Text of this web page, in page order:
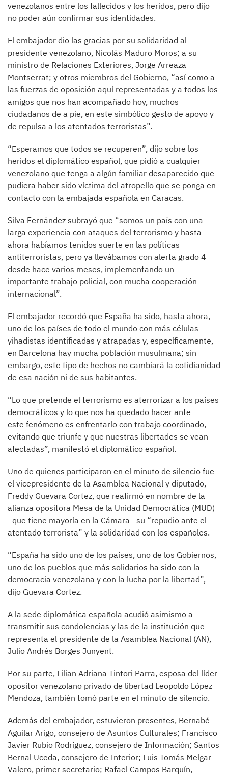
venezolanos entre los fallecidos y los heridos, pero dijo
no poder aún confirmar sus identidades.
El embajador dio las gracias por su solidaridad al
presidente venezolano, Nicolás Maduro Moros; a su
ministro de Relaciones Exteriores, Jorge Arreaza
Montserrat; y otros miembros del Gobierno, “así como a
las fuerzas de oposición aquí representadas y a todos los
amigos que nos han acompañado hoy, muchos
ciudadanos de a pie, en este simbólico gesto de apoyo y
de repulsa a los atentados terroristas”.
“Esperamos que todos se recuperen”, dijo sobre los
heridos el diplomático español, que pidió a cualquier
venezolano que tenga a algún familiar desaparecido que
pudiera haber sido víctima del atropello que se ponga en
contacto con la embajada española en Caracas.
Silva Fernández subrayó que “somos un país con una
larga experiencia con ataques del terrorismo y hasta
ahora habíamos tenidos suerte en las políticas
antiterroristas, pero ya llevábamos con alerta grado 4
desde hace varios meses, implementando un
importante trabajo policial, con mucha cooperación
internacional”.
El embajador recordó que España ha sido, hasta ahora,
uno de los países de todo el mundo con más células
yihadistas identificadas y atrapadas y, específicamente,
en Barcelona hay mucha población musulmana; sin
embargo, este tipo de hechos no cambiará la cotidianidad
de esa nación ni de sus habitantes.
“Lo que pretende el terrorismo es aterrorizar a los países
democráticos y lo que nos ha quedado hacer ante
este fenómeno es enfrentarlo con trabajo coordinado,
evitando que triunfe y que nuestras libertades se vean
afectadas”, manifestó el diplomático español.
Uno de quienes participaron en el minuto de silencio fue
el vicepresidente de la Asamblea Nacional y diputado,
Freddy Guevara Cortez, que reafirmó en nombre de la
alianza opositora Mesa de la Unidad Democrática (MUD)
–que tiene mayoría en la Cámara– su “repudio ante el
atentado terrorista” y la solidaridad con los españoles.
“España ha sido uno de los países, uno de los Gobiernos,
uno de los pueblos que más solidarios ha sido con la
democracia venezolana y con la lucha por la libertad”,
dijo Guevara Cortez.
A la sede diplomática española acudió asimismo a
transmitir sus condolencias y las de la institución que
representa el presidente de la Asamblea Nacional (AN),
Julio Andrés Borges Junyent.
Por su parte, Lilian Adriana Tintori Parra, esposa del líder
opositor venezolano privado de libertad Leopoldo López
Mendoza, también tomó parte en el minuto de silencio.
Además del embajador, estuvieron presentes, Bernabé
Aguilar Arigo, consejero de Asuntos Culturales; Francisco
Javier Rubio Rodríguez, consejero de Información; Santos
Bernal Uceda, consejero de Interior; Luis Tomás Melgar
Valero, primer secretario; Rafael Campos Barquín,